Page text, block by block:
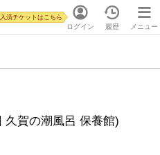
ログイン
済チケットはこちら
履歴 メニュー
久賀の潮風呂 保養館)